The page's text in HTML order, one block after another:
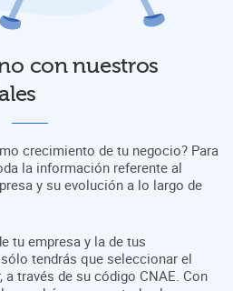
con nuestros
crecimiento de tu negocio? Para
la información referente al
y su evolución a lo largo de
tu empresa y la de tus
tendrás que seleccionar el
través de su código CNAE. Con